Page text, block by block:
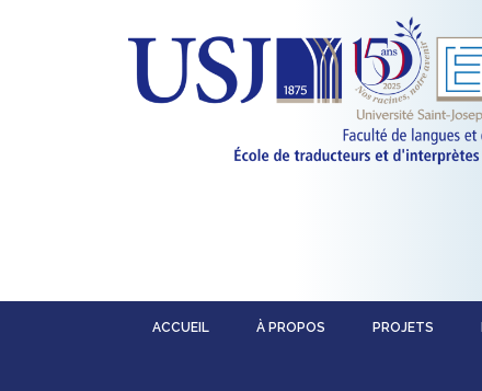
ACCUEIL À PROPOS PROJETS